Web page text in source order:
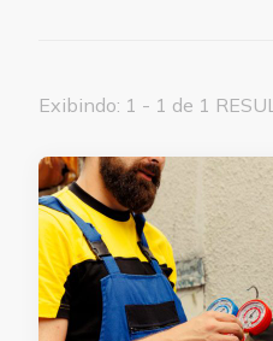
Exibindo: 1 - 1 de 1